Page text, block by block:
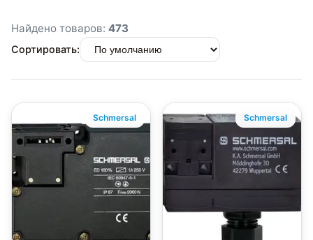
Найдено товаров: 473
Сортировать:
Schmersal Schmersal